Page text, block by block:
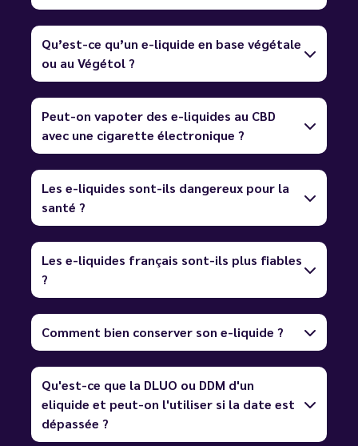
Qu’est-ce qu’un e-liquide en base végétale
ou au Végétol ?
Peut-on vapoter des e-liquides au CBD
avec une cigarette électronique ?
Les e-liquides sont-ils dangereux pour la
santé ?
Les e-liquides français sont-ils plus fiables
?
Comment bien conserver son e-liquide ?
Qu'est-ce que la DLUO ou DDM d'un
eliquide et peut-on l'utiliser si la date est
dépassée ?